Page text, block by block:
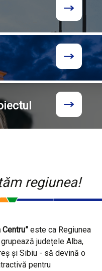
regiunea!
este ca Regiunea
județele Alba,
și Sibiu - să devină o
pentru